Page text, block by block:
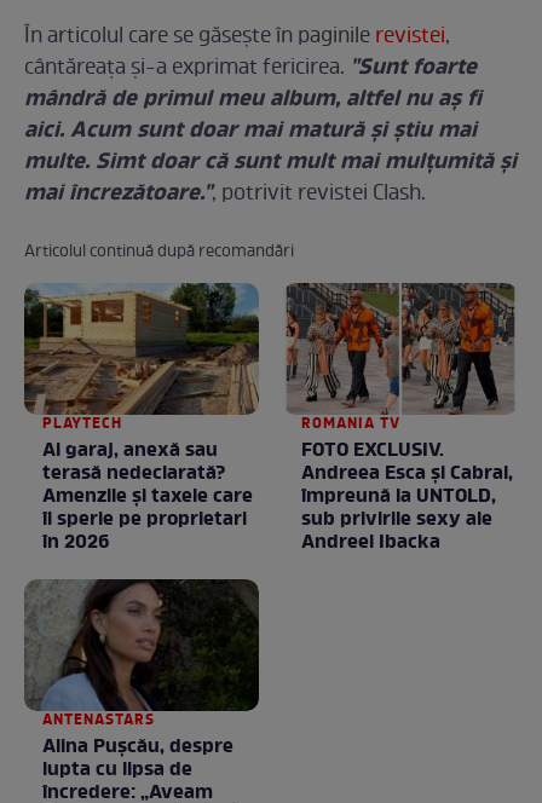
În articolul care se găseşte în paginilerevistei,
cântăreaţa şi-a exprimat fericirea. "Sunt foarte
mândră de primul meu album, altfel nu aş fi
aici. Acum sunt doar mai matură şi ştiu mai
multe. Simt doar că sunt mult mai mulţumită şi
mai încrezătoare.", potrivit revistei Clash.
Articolul continuă după recomandări
PLAYTECH
Ai garaj, anexă sau
terasă nedeclarată?
Amenzile și taxele care
îi sperie pe proprietari
în 2026
ROMANIA TV
FOTO EXCLUSIV.
Andreea Esca şi Cabral,
împreună la UNTOLD,
sub privirile sexy ale
Andreei Ibacka
ANTENASTARS
Alina Pușcău, despre
lupta cu lipsa de
încredere: „Aveam